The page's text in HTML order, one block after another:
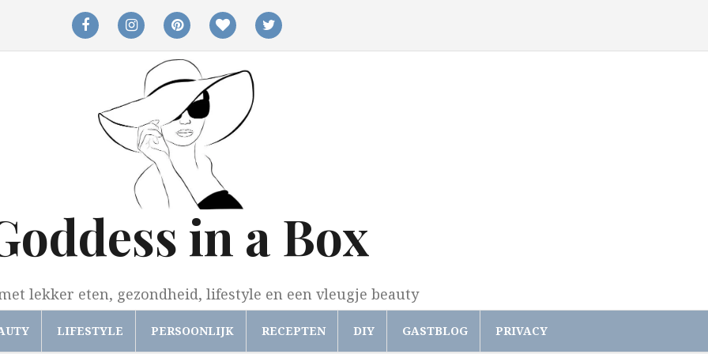
facebookinstagrampinterestbloglovintwitter
in a Box
lekker eten, gezondheid, lifestyle en een vleugje beauty
LIFESTYLE PERSOONLIJK RECEPTEN DIY GASTBLOG PRIVACY